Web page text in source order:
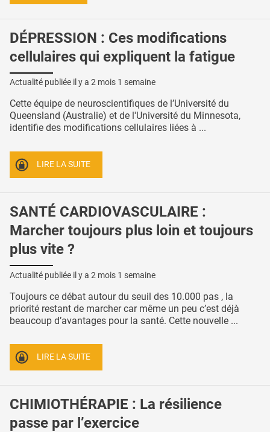
DÉPRESSION : Ces modifications
cellulaires qui expliquent la fatigue
Actualité publiée il y a 2 mois 1 semaine
Cette équipe de neuroscientifiques de l’Université du
Queensland (Australie) et de l'Université du Minnesota,
identifie des modifications cellulaires liées à ...
LIRE LA SUITE
SANTÉ CARDIOVASCULAIRE :
Marcher toujours plus loin et toujours
plus vite ?
Actualité publiée il y a 2 mois 1 semaine
Toujours ce débat autour du seuil des 10.000 pas , la
priorité restant de marcher car même un peu c’est déjà
beaucoup d’avantages pour la santé. Cette nouvelle ...
LIRE LA SUITE
CHIMIOTHÉRAPIE : La résilience
passe par l’exercice